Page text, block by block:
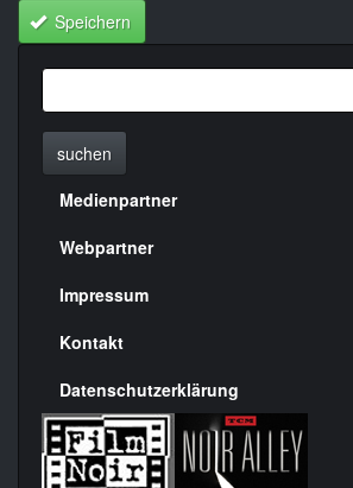
Speichern
suchen
Menülinks
rechte
Seite
Medienpartner
Webpartner
Impressum
Kontakt
Datenschutzerklärung